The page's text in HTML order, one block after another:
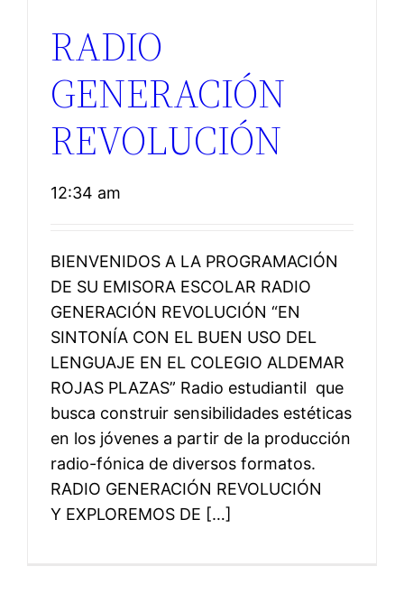
RADIO
GENERACIÓN
REVOLUCIÓN
12:34 am
BIENVENIDOS A LA PROGRAMACIÓN
DE SU EMISORA ESCOLAR RADIO
GENERACIÓN REVOLUCIÓN “EN
SINTONÍA CON EL BUEN USO DEL
LENGUAJE EN EL COLEGIO ALDEMAR
ROJAS PLAZAS” Radio estudiantil que
busca construir sensibilidades estéticas
en los jóvenes a partir de la producción
radio-fónica de diversos formatos.
RADIO GENERACIÓN REVOLUCIÓN
Y EXPLOREMOS DE […]